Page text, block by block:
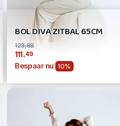
BOL DIVA ZITBAL 65CM
123,88
111 ,49
Bespaar nu 10%